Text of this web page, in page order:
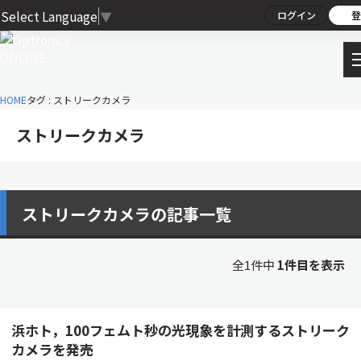
Select Language ▼ ログイン
HOMEタグ : ストリークカメラ
ストリークカメラ
ストリークカメラの記事一覧
全1件中 1件目を表示
浜ホト，100フェムト秒の光現象を計測するストリーク
カメラを発売